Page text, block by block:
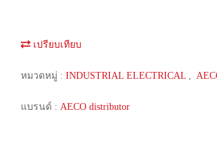
เปรียบเทียบ
หมวดหมู่ : INDUSTRIAL ELECTRICAL ,
แบรนด์ : AECO distributor